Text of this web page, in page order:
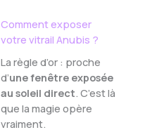
Comment exposer
votre vitrail Anubis ?
La règle d’or : proche
d’une fenêtre exposée
au soleil direct. C’est là
que la magie opère
vraiment.